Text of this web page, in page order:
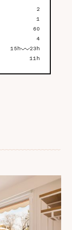
2
1
60
4
15h 23h
11h